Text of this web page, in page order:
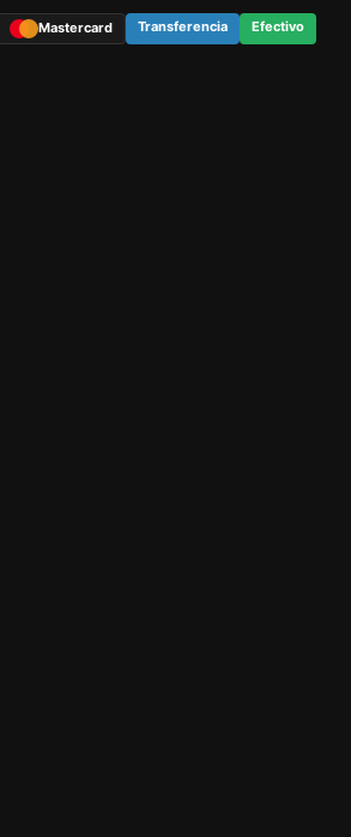
Mastercard Transferencia Efectivo